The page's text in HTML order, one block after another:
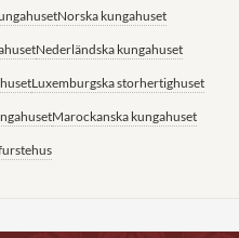
Norska kungahuset
Nederländska kungahuset
Luxemburgska storhertighuset
Marockanska kungahuset